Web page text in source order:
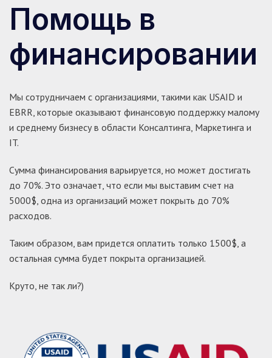
Помощь в
финансировании
Мы сотрудничаем с организациями, такими как USAID и
EBRR, которые оказывают финансовую поддержку малому
и среднему бизнесу в области Консалтинга, Маркетинга и
IT.
Сумма финансирования варьируется, но может достигать
до 70%. Это означает, что если мы выставим счет на
5000$, одна из организаций может покрыть до 70%
расходов.
Таким образом, вам придется оплатить только 1500$, а
остальная сумма будет покрыта организацией.
Круто, не так ли?)